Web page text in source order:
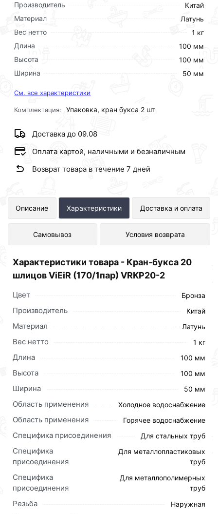
Производитель
Китай
Материал
Латунь
Вес нетто
1 кг
Длина
100 мм
Высота
100 мм
Ширина
50 мм
См. все характеристики
Комплектация: Упаковка, кран букса 2 шт
Доставка до 09.08
Оплата картой, наличными и безналичным
Возврат товара в течение 7 дней
Описание Характеристики Доставка и оплата
Самовывоз Условия возврата
Кран-букса 20 шлицов ViEiR
(170/1пар) VRKP20-2 представлен в
интернет-магазине Сантехника по
Для приобретения данной позиции, кликните
мышкой
или нажмите на
Характеристики товара - Кран-букса 20
шлицов ViEiR (170/1пар) VRKP20-2
Цвет Бронза
Производитель Китай
Материал Латунь
Вес нетто 1 кг
Длина 100 мм
Высота 100 мм
Ширина 50 мм
Область применения Холодное водоснабжение
Область применения Горячее водоснабжение
Специфика присоединения Для стальных труб
Специфика
присоединения
Для металлопластиковых
труб
Специфика
присоединения
Для металлополимерных
труб
Резьба Наружная